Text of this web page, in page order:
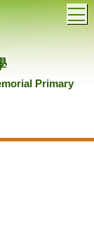
Primary